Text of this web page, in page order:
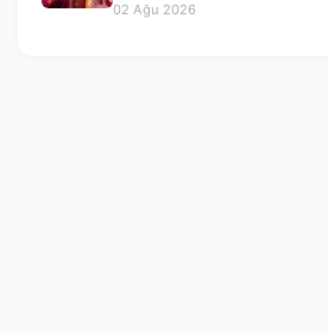
02 Ağu 2026